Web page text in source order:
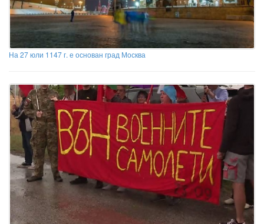
На 27 юли 1147 г. е основан град Москва